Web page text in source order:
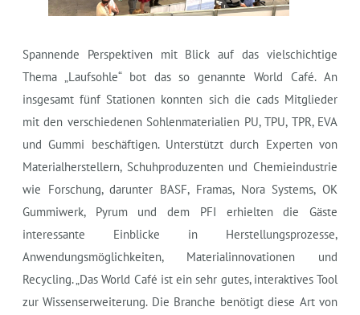
Spannende Perspektiven mit Blick auf das vielschichtige
Thema „Laufsohle“ bot das so genannte World Café. An
insgesamt fünf Stationen konnten sich die cads Mitglieder
mit den verschiedenen Sohlenmaterialien PU, TPU, TPR, EVA
und Gummi beschäftigen. Unterstützt durch Experten von
Materialherstellern, Schuhproduzenten und Chemieindustrie
wie Forschung, darunter BASF, Framas, Nora Systems, OK
Gummiwerk, Pyrum und dem PFI erhielten die Gäste
interessante Einblicke in Herstellungsprozesse,
Anwendungsmöglichkeiten, Materialinnovationen und
Recycling. „Das World Café ist ein sehr gutes, interaktives Tool
zur Wissenserweiterung. Die Branche benötigt diese Art von